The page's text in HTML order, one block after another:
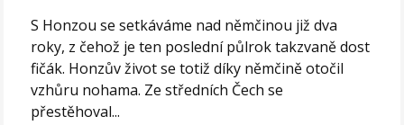
S Honzou se setkáváme nad němčinou již dva
roky, z čehož je ten poslední půlrok takzvaně dost
fičák. Honzův život se totiž díky němčině otočil
vzhůru nohama. Ze středních Čech se
přestěhoval...